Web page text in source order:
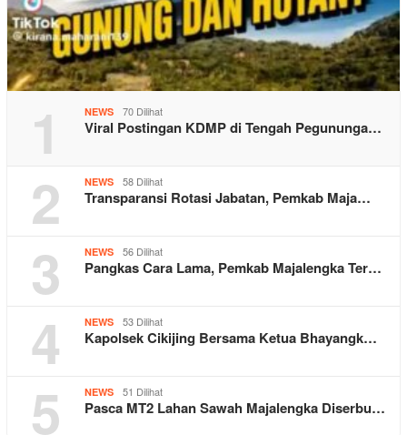
1 NEWS 70 Dilihat
Viral Postingan KDMP di Tengah Pegununga…
2 NEWS 58 Dilihat
Transparansi Rotasi Jabatan, Pemkab Maja…
3 NEWS 56 Dilihat
Pangkas Cara Lama, Pemkab Majalengka Ter…
4 NEWS 53 Dilihat
Kapolsek Cikijing Bersama Ketua Bhayangk…
5 NEWS 51 Dilihat
Pasca MT2 Lahan Sawah Majalengka Diserbu…